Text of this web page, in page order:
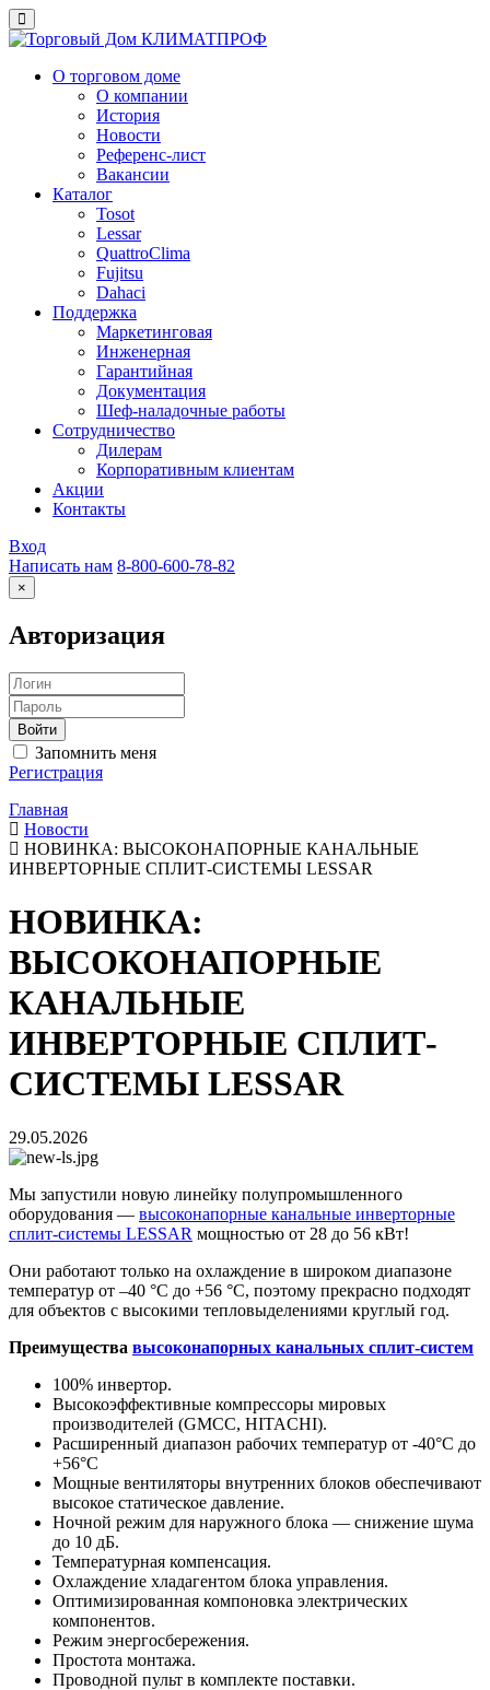
О торговом доме
О компании
История
Новости
Референс-лист
Вакансии
Каталог
Tosot
Lessar
QuattroClima
Fujitsu
Dahaci
Поддержка
Маркетинговая
Инженерная
Гарантийная
Документация
Шеф-наладочные работы
Сотрудничество
Дилерам
Корпоративным клиентам
Акции
Контакты
Вход
Написать нам 8-800-600-78-82
×
Авторизация
Запомнить меня
Регистрация
Главная
Новости
НОВИНКА: ВЫСОКОНАПОРНЫЕ КАНАЛЬНЫЕ
ИНВЕРТОРНЫЕ СПЛИТ-СИСТЕМЫ LESSAR
НОВИНКА:
ВЫСОКОНАПОРНЫЕ
КАНАЛЬНЫЕ
ИНВЕРТОРНЫЕ СПЛИТ-
СИСТЕМЫ LESSAR
29.05.2026
Мы запустили новую линейку полупромышленного
оборудования — высоконапорные канальные инверторные
сплит-системы LESSAR мощностью от 28 до 56 кВт!
Они работают только на охлаждение в широком диапазоне
температур от –40 °C до +56 °C, поэтому прекрасно подходят
для объектов с высокими тепловыделениями круглый год.
Преимущества высоконапорных канальных сплит-систем
100% инвертор.
Высокоэффективные компрессоры мировых
производителей (GMCC, HITACHI).
Расширенный диапазон рабочих температур от -40°C до
+56°C
Мощные вентиляторы внутренних блоков обеспечивают
высокое статическое давление.
Ночной режим для наружного блока — снижение шума
до 10 дБ.
Температурная компенсация.
Охлаждение хладагентом блока управления.
Оптимизированная компоновка электрических
компонентов.
Режим энергосбережения.
Простота монтажа.
Проводной пульт в комплекте поставки.